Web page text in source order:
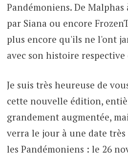
Pandémoniens. De Malphas
par Siana ou encore
plus encore qu'ils ne l'ont
avec son histoire respective
Je suis très heureuse de
cette nouvelle édition,
grandement augmentée,
verra le jour à une date
les Pandémoniens : le 26